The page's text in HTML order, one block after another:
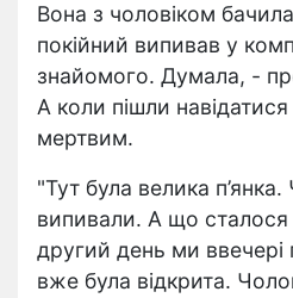
Вона з чоловіком
покійний випивав у
знайомого. Думала, -
А коли пішли
мертвим.
"Тут була велика
випивали. А що сталося
другий день ми
вже була відкрита.